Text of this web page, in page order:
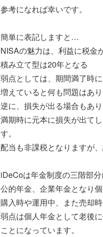
参考になれば幸いです。
簡単に表記しますと…
NISAの魅力は、利益に税
積み立て型は20年となる
弱点としては、期間満了時
増えていると何も問題はあ
逆に、損失が出る場合もあり
満期時に元本に損失が出て
す。
配当も非課税となりますが
iDeCoは年金制度の三階部分
公的年金、企業年金となり
購入時や運用中、また売却
弱点は個人年金として老後
ことになっています。